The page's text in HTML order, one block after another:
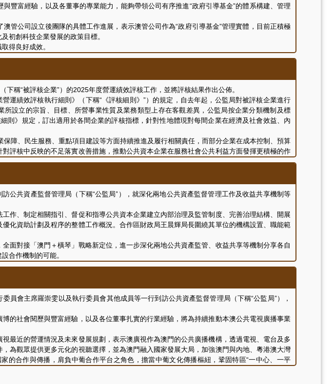
富經驗，以及各董事的專業能力，能夠帶領公司有序推進“政府引導基金”的體系構建、管理
公司設立後團隊的具體工作進展，表示澳管公司作為“政府引導基金”管理實體，目前正積極
初創科技企業發展的政策目標。
得良好成效。
稱“被評核企業”）的2025年度營運績效評核工作，並將評核結果作出公佈。
績效評核執行細則》（下稱“《評核細則》”）的規定，自去年起，公監局對被評核企業進行
設立的宗旨、目標、所營事業性質及業務類型上存在客觀差異，公監局按企業分類機制及標
則》規定，訂出適用於各間企業的評核指標，針對性地體現對每間企業在經濟及社會效益、內
、民生服務、重點項目建設等方面持續推進及履行相關責任，而部分企業在成本控制、預算
評核中反映的不足落實改善措施，推動公共資本企業在服務社會公共利益方面發揮更積極的作
業對外公佈資料平台”，公眾可瀏覽公監局網頁 (
共資產監督管理局（下稱“公監局”），就深化兩地公共資產監督管理工作及收益共享機制等
、制定相關指引、督促和指導公共資本企業建立內部治理及監管制度、完善治理結構、開展
化資助計劃及程序的整體工作概況。合作區財政局王晨輝局長圍繞其單位的機構設置、職能範
對接「澳門＋橫琴」戰略新定位，進一步深化兩地公共資產監管、收益共享等機制分享各自
合作機制的可能。
豪，合作區財政局黃勇副局長，以及其相關部門的主管及業務工作人員。
會主席羅崇雯以及執行委員會其他成員等一行到訪公共資產監督管理局（下稱“公監局”），
社會閱歷與豐富經驗，以及各位董事扎實的行業經驗，將為持續推動本澳公共電視廣播事業
近的營運情況及未來發展規劃，表示澳廣視作為澳門的公共廣播機構，透過電視、電台及多
為觀眾提供更多元化的視聽選擇，並為澳門融入國家發展大局，加強澳門與內地、粵港澳大灣
的合作與傳播，肩負中葡合作平台之角色，擔當中葡文化傳播樞紐，鞏固特區“一中心、一平